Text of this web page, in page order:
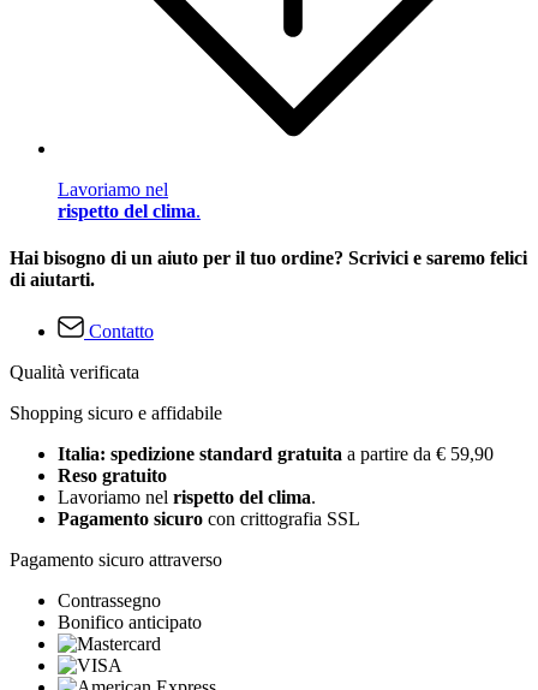
Lavoriamo nel
rispetto del clima.
Hai bisogno di un aiuto per il tuo ordine? Scrivici e saremo felici
di aiutarti.
Contatto
Qualità verificata
Shopping sicuro e affidabile
Italia: spedizione standard gratuita a partire da € 59,90
Reso gratuito
Lavoriamo nel rispetto del clima.
Pagamento sicuro con crittografia SSL
Pagamento sicuro attraverso
Contrassegno
Bonifico anticipato